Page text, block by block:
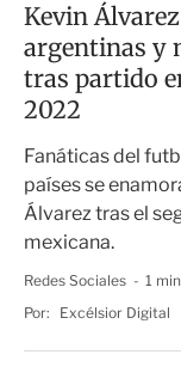
Kevin
argentinas y
tras partido
2022
Fanáticas del
países se
Álvarez tras el
mexicana.
Redes Sociales
1
Por:
Excélsior Digital